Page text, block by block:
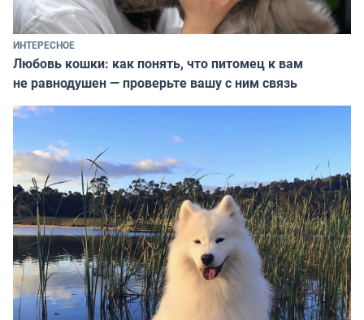
ИНТЕРЕСНОЕ
Любовь кошки: как понять, что питомец к вам
не равнодушен — проверьте вашу с ним связь